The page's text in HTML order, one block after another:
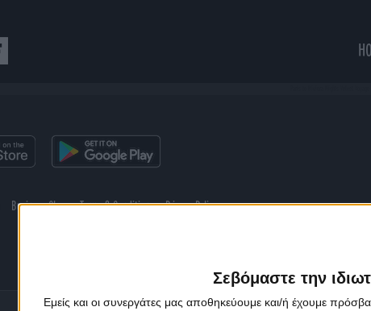
Σεβόμαστε την
Εμείς και οι συνεργάτες μας αποθηκεύουμε και/ή έχουμε
Business Class Terms & Conditions Privacy Policy